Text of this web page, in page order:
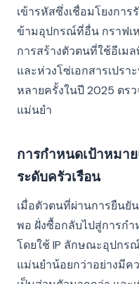
เข้ารหัสซึ่งเชื่อมโยงกา
ข้ามอุปกรณ์ที่อื่น กราฟเ
การสร้างตัวตนที่ใช้อีเม
และห่วงโซ่เอกสารเปรา
หลายครั้งในปี 2025 ตร
แม่นยำ
การกำหนดเป้าหมา
ระดับครัวเรือน
เมื่อตัวตนที่ผ่านการยืนยั
พอ ฝั่งซื้อกลับไปสู่การก
โดยใช้ IP ลักษณะอุปก
แม่นยำน้อยกว่าอย่างมีค